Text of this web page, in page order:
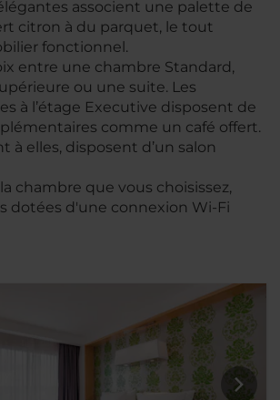
associent une palette de
citron à du parquet, le tout
fonctionnel.
entre une chambre Standard,
ou une suite. Les
à l’étage Executive disposent de
comme un café offert.
à elles, disposent d’un salon
chambre que vous choisissez,
dotées d'une connexion Wi-Fi